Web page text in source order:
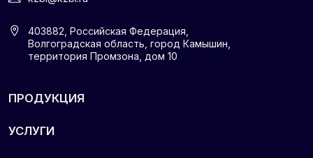
конфиденциальности
© 2025 ООО "Камышинский завод бурового инструмента".
Все права защищены